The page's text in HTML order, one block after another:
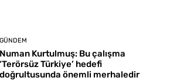
GÜNDEM
Numan Kurtulmuş: Bu çalışma
‘Terörsüz Türkiye’ hedefi
doğrultusunda önemli merhaledir